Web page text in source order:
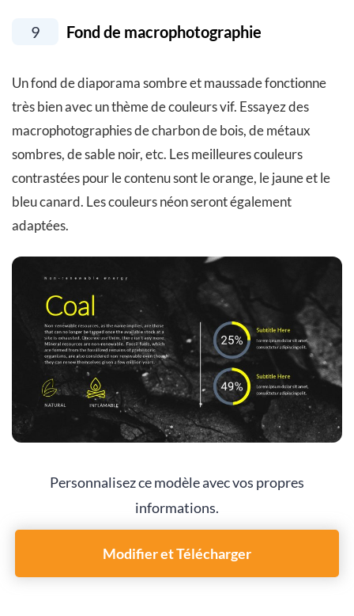
9 Fond de macrophotographie
Un fond de diaporama sombre et maussade fonctionne
très bien avec un thème de couleurs vif. Essayez des
macrophotographies de charbon de bois, de métaux
sombres, de sable noir, etc. Les meilleures couleurs
contrastées pour le contenu sont le orange, le jaune et le
bleu canard. Les couleurs néon seront également
adaptées.
Personnalisez ce modèle avec vos propres
informations.
Modifier et Télécharger